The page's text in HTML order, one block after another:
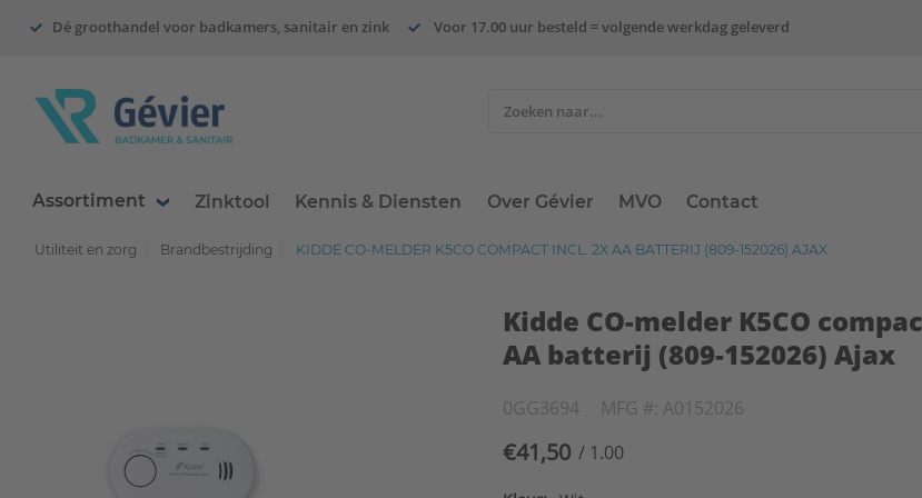
Dé groothandel voor badkamers, sanitair en zink Voor 17.00 uur besteld = volgende werkdag geleverd
Assortiment Zinktool Kennis & Diensten Over Gévier MVO Contact
Utiliteit en zorg Brandbestrijding KIDDE CO-MELDER K5CO COMPACT INCL. 2X AA BATTERIJ (809-152026) AJAX
Kidde CO-melder K5CO
AA batterij (809-152026) Ajax
0GG3694 MFG #: A0152026
€41,50 / 1.00